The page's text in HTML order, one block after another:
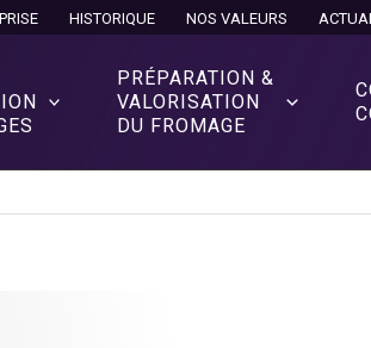
HISTORIQUE NOS VALEURS
PRÉPARATION &
VALORISATION
DU FROMAGE